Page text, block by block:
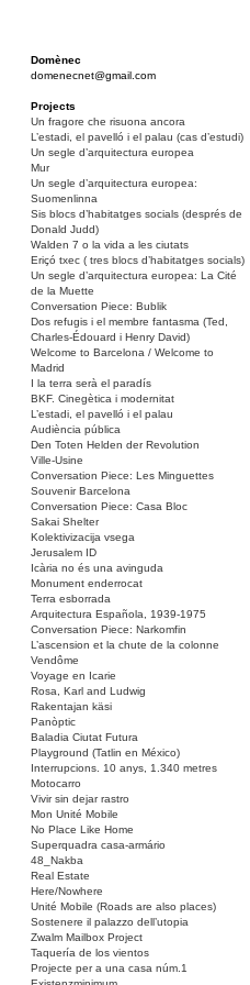
Domènec
domenecnet@gmail.com
Projects
Un fragore che risuona ancora
L’estadi, el pavelló i el palau (cas d’estudi)
Un segle d’arquitectura europea
Mur
Un segle d’arquitectura europea:
Suomenlinna
Sis blocs d’habitatges socials (després de
Donald Judd)
Walden 7 o la vida a les ciutats
Eriçó txec ( tres blocs d’habitatges socials)
Un segle d’arquitectura europea: La Cité
de la Muette
Conversation Piece: Bublik
Dos refugis i el membre fantasma (Ted,
Charles-Édouard i Henry David)
Welcome to Barcelona / Welcome to
Madrid
I la terra serà el paradís
BKF. Cinegètica i modernitat
L’estadi, el pavelló i el palau
Audiència pública
Den Toten Helden der Revolution
Ville-Usine
Conversation Piece: Les Minguettes
Souvenir Barcelona
Conversation Piece: Casa Bloc
Sakai Shelter
Kolektivizacija vsega
Jerusalem ID
Icària no és una avinguda
Monument enderrocat
Terra esborrada
Arquitectura Española, 1939-1975
Conversation Piece: Narkomfin
L’ascension et la chute de la colonne
Vendôme
Voyage en Icarie
Rosa, Karl and Ludwig
Rakentajan käsi
Panòptic
Baladia Ciutat Futura
Playground (Tatlin en México)
Interrupcions. 10 anys, 1.340 metres
Motocarro
Vivir sin dejar rastro
Mon Unité Mobile
No Place Like Home
Superquadra casa-armário
48_Nakba
Real Estate
Here/Nowhere
Unité Mobile (Roads are also places)
Sostenere il palazzo dell’utopia
Zwalm Mailbox Project
Taquería de los vientos
Projecte per a una casa núm.1